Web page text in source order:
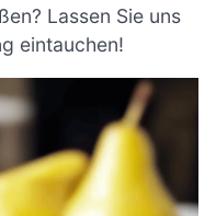
Lassen Sie uns
eintauchen!